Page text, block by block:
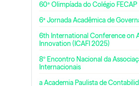
60ª Olimpíada do Colégio FECAP
6ª Jornada Acadêmica de
6th International Conference on
Innovation (ICAFI 2025)
8º Encontro Nacional da
Internacionais
a Academia Paulista de